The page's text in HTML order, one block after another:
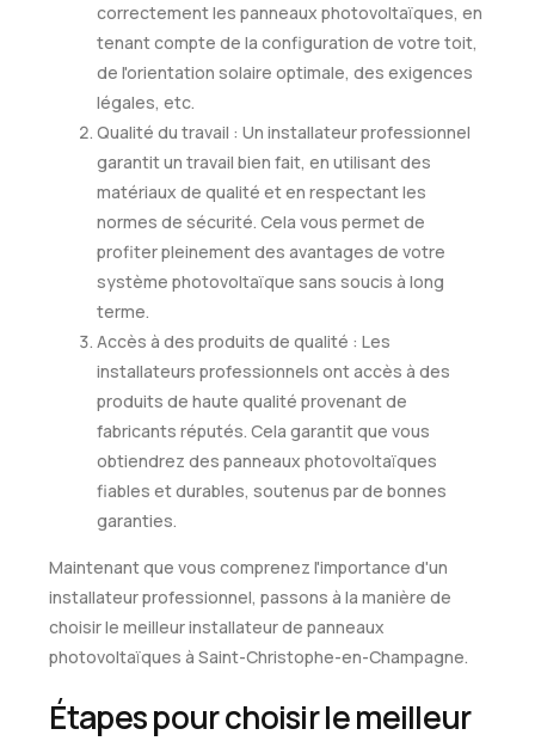
correctement les panneaux photovoltaïques, en
tenant compte de la configuration de votre toit,
de l'orientation solaire optimale, des exigences
légales, etc.
Qualité du travail : Un installateur professionnel
garantit un travail bien fait, en utilisant des
matériaux de qualité et en respectant les
normes de sécurité. Cela vous permet de
profiter pleinement des avantages de votre
système photovoltaïque sans soucis à long
terme.
Accès à des produits de qualité : Les
installateurs professionnels ont accès à des
produits de haute qualité provenant de
fabricants réputés. Cela garantit que vous
obtiendrez des panneaux photovoltaïques
fiables et durables, soutenus par de bonnes
garanties.
Maintenant que vous comprenez l'importance d'un
installateur professionnel, passons à la manière de
choisir le meilleur installateur de panneaux
photovoltaïques à Saint-Christophe-en-Champagne.
Étapes pour choisir le meilleur